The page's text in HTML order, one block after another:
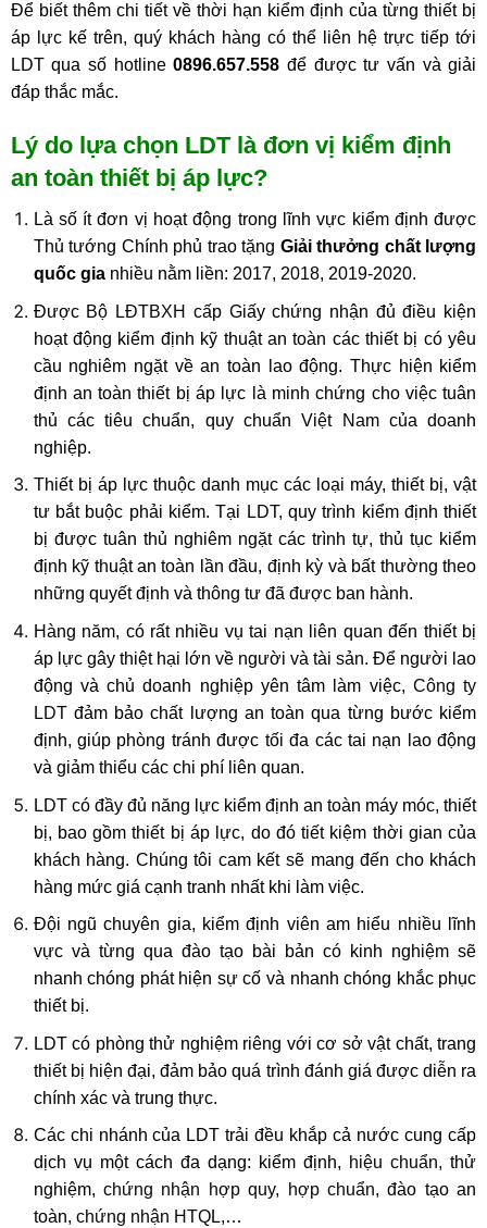
Để biết thêm chi tiết về thời hạn kiểm định của từng thiết bị
áp lực kế trên, quý khách hàng có thể liên hệ trực tiếp tới
LDT qua số hotline0896.657.558 để được tư vấn và giải
đáp thắc mắc.
Lý do lựa chọn LDT là đơn vị kiểm định
an toàn thiết bị áp lực?
Là số ít đơn vị hoạt động trong lĩnh vực kiểm định được
Thủ tướng Chính phủ trao tặng Giải thưởng chất lượng
quốc gianhiều nằm liền: 2017, 2018, 2019-2020.
Được Bộ LĐTBXH cấp Giấy chứng nhận đủ điều kiện
hoạt động kiểm định kỹ thuật an toàn các thiết bị có yêu
cầu nghiêm ngặt về an toàn lao động. Thực hiện kiểm
định an toàn thiết bị áp lực là minh chứng cho việc tuân
thủ các tiêu chuẩn, quy chuẩn Việt Nam của doanh
nghiệp.
Thiết bị áp lực thuộc danh mục các loại máy, thiết bị, vật
tư bắt buộc phải kiểm. Tại LDT, quy trình kiểm định thiết
bị được tuân thủ nghiêm ngặt các trình tự, thủ tục kiểm
định kỹ thuật an toàn lần đầu, định kỳ và bất thường theo
những quyết định và thông tư đã được ban hành.
Hàng năm, có rất nhiều vụ tai nạn liên quan đến thiết bị
áp lực gây thiệt hại lớn về người và tài sản. Để người lao
động và chủ doanh nghiệp yên tâm làm việc, Công ty
LDTđảm bảo chất lượng an toàn qua từng bước kiểm
định, giúp phòng tránh được tối đa các tai nạn lao động
và giảm thiểu các chi phí liên quan.
LDT có đầy đủ năng lực kiểm định an toàn máy móc, thiết
bị, bao gồm thiết bị áp lực, do đó tiết kiệm thời gian của
khách hàng. Chúng tôi cam kết sẽ mang đến cho khách
hàng mức giá cạnh tranh nhất khi làm việc.
Đội ngũ chuyên gia, kiểm định viên am hiểu nhiều lĩnh
vực và từng qua đào tạo bài bản có kinh nghiệm sẽ
nhanh chóng phát hiện sự cố và nhanh chóng khắc phục
thiết bị.
LDT có phòng thử nghiệm riêng với cơ sở vật chất, trang
thiết bị hiện đại, đảm bảo quá trình đánh giá được diễn ra
chính xác và trung thực.
Các chi nhánh của LDT trải đều khắp cả nước cung cấp
dịch vụ một cách đa dạng: kiểm định, hiệu chuẩn, thử
nghiệm, chứng nhận hợp quy, hợp chuẩn, đào tạo an
toàn, chứng nhận HTQL,…